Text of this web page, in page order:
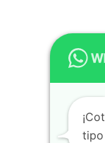
tipo